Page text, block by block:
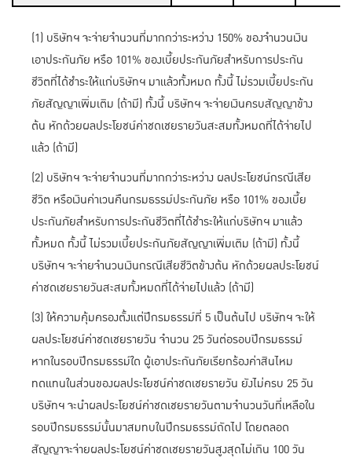
(1) บริษัทฯ จะจ่ายจำนวนที่มากกว่าระหว่าง 150% ของจำนวนเงิน
เอาประกันภัย หรือ 101% ของเบี้ยประกันภัยสำหรับการประกัน
ชีวิตที่ได้ชำระให้แก่บริษัทฯ มาแล้วทั้งหมด ทั้งนี้ ไม่รวมเบี้ยประกัน
ภัยสัญญาเพิ่มเติม (ถ้ามี) ทั้งนี้ บริษัทฯ จะจ่ายเงินครบสัญญาข้าง
ต้น หักด้วยผลประโยชน์ค่าชดเชยรายวันสะสมทั้งหมดที่ได้จ่ายไป
แล้ว (ถ้ามี)
(2) บริษัทฯ จะจ่ายจำนวนที่มากกว่าระหว่าง ผลประโยชน์กรณีเสีย
ชีวิต หรือเงินค่าเวนคืนกรมธรรม์ประกันภัย หรือ 101% ของเบี้ย
ประกันภัยสำหรับการประกันชีวิตที่ได้ชำระให้แก่บริษัทฯ มาแล้ว
ทั้งหมด ทั้งนี้ ไม่รวมเบี้ยประกันภัยสัญญาเพิ่มเติม (ถ้ามี) ทั้งนี้
บริษัทฯ จะจ่ายจำนวนเงินกรณีเสียชีวิตข้างต้น หักด้วยผลประโยชน์
ค่าชดเชยรายวันสะสมทั้งหมดที่ได้จ่ายไปแล้ว (ถ้ามี)
(3) ให้ความคุ้มครองตั้งแต่ปีกรมธรรม์ที่ 5 เป็นต้นไป บริษัทฯ จะให้
ผลประโยชน์ค่าชดเชยรายวัน จำนวน 25 วันต่อรอบปีกรมธรรม์
หากในรอบปีกรมธรรม์ใด ผู้เอาประกันภัยเรียกร้องค่าสินไหม
ทดแทนในส่วนของผลประโยชน์ค่าชดเชยรายวัน ยังไม่ครบ 25 วัน
บริษัทฯ จะนำผลประโยชน์ค่าชดเชยรายวันตามจำนวนวันที่เหลือใน
รอบปีกรมธรรม์นั้นมาสมทบในปีกรมธรรม์ถัดไป โดยตลอด
สัญญาจะจ่ายผลประโยชน์ค่าชดเชยรายวันสูงสุดไม่เกิน 100 วัน